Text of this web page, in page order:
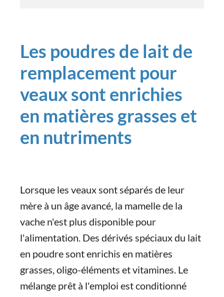
Les poudres de lait de
remplacement pour
veaux sont enrichies
en matières grasses et
en nutriments
Lorsque les veaux sont séparés de leur
mère à un âge avancé, la mamelle de la
vache n'est plus disponible pour
l'alimentation. Des dérivés spéciaux du lait
en poudre sont enrichis en matières
grasses, oligo-éléments et vitamines. Le
mélange prêt à l'emploi est conditionné